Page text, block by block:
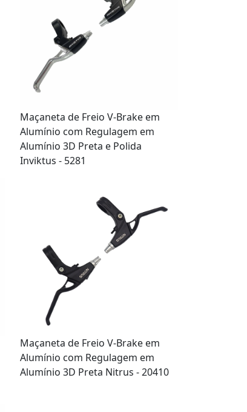
Maçaneta de Freio V-Brake em
Alumínio com Regulagem em
Alumínio 3D Preta e Polida
Inviktus - 5281
Maçaneta de Freio V-Brake em
Alumínio com Regulagem em
Alumínio 3D Preta Nitrus - 20410